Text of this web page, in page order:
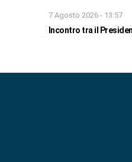
7 Agosto 2026 - 13:57
Incontro tra il